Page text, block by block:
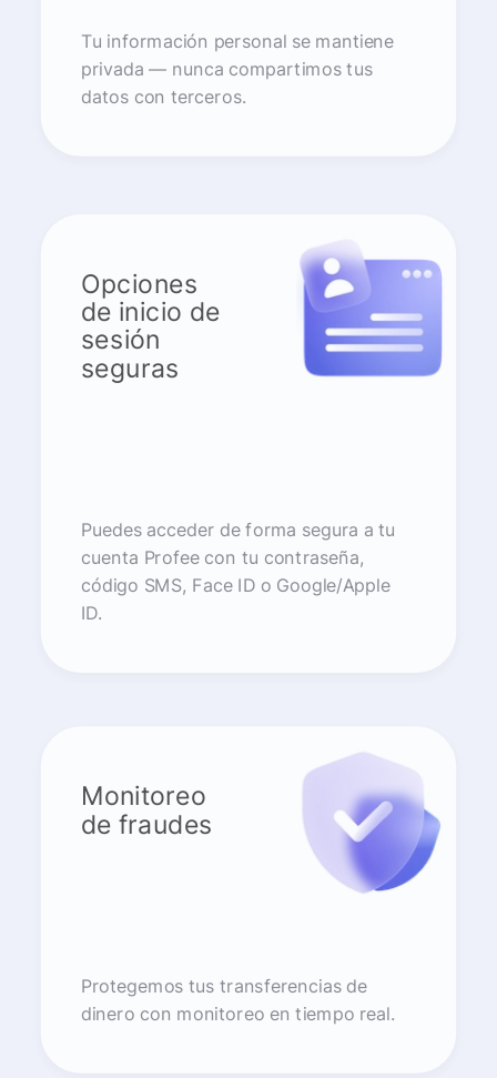
Tu información personal se mantiene
privada — nunca compartimos tus
datos con terceros.
Opciones
de inicio de
sesión
seguras
Puedes acceder de forma segura a tu
cuenta Profee con tu contraseña,
código SMS, Face ID o Google/Apple
ID.
Monitoreo
de fraudes
Protegemos tus transferencias de
dinero con monitoreo en tiempo real.